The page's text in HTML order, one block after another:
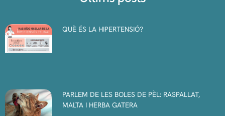
QUÈ ÉS LA HIPERTENSIÓ?
PARLEM DE LES BOLES DE PÈL: RASPALLAT,
MALTA I HERBA GATERA